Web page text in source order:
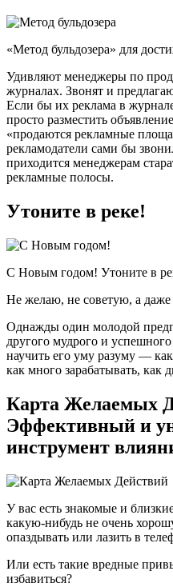
«Метод бульдозера» для
Удивляют менеджеры по
журналах. Звонят и
Если бы их реклама в
просто разместить
«продаются рекламные
рекламодатели сами бы
приходится менеджерам
рекламные полосы.
Утоните в реке!
С Новым годом! Утоните в
Не желаю, не советую, а даже
Однажды один молодой
другого мудрого и
научить его уму разуму —
как много зарабатывать, как
Карта Желаемых
Эффективный и
инструмент
У вас есть знакомые и
какую-нибудь не очень
опаздывать или лазить в
Или есть такие вредные
избавиться?